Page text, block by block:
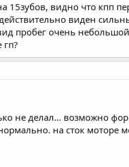
15зубов, видно что кпп
виден
пробег очень
не делал... возможно
на сток моторе